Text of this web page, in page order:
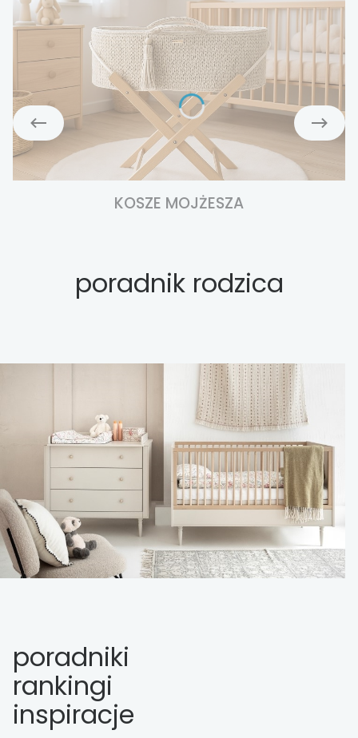
KOSZE MOJŻESZA
poradnik rodzica
poradniki
rankingi
inspiracje